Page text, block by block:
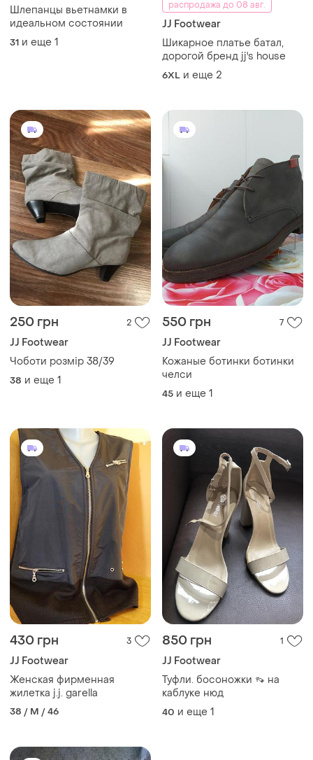
Шлепанцы вьетнамки в
идеальном состоянии
31 и еще 1
распродажа до 08 авг.
JJ Footwear
Шикарное платье батал,
дорогой бренд jj's house
6XL и еще 2
250 грн 2
JJ Footwear
Чоботи розмір 38/39
38 и еще 1
550 грн 7
JJ Footwear
Кожаные ботинки ботинки
челси
45 и еще 1
430 грн 3
JJ Footwear
Женская фирменная
жилетка j.j. garella
38 / M / 46
850 грн 1
JJ Footwear
Туфли. босоножки 👡 на
каблуке нюд
40 и еще 1